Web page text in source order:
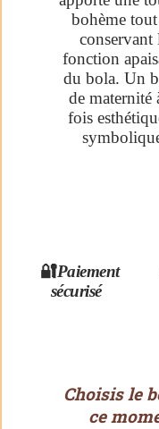
🔐Paiement
sécurisé
Choisis le
ce